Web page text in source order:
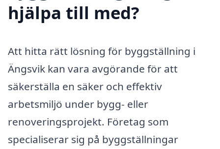
hjälpa till med?
Att hitta rätt lösning för byggställning i
Ängsvik kan vara avgörande för att
säkerställa en säker och effektiv
arbetsmiljö under bygg- eller
renoveringsprojekt. Företag som
specialiserar sig på byggställningar